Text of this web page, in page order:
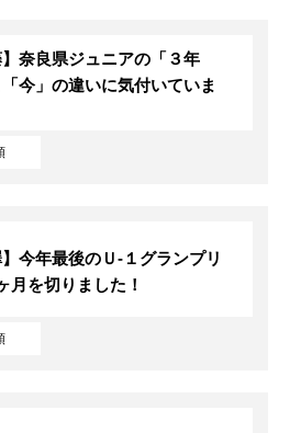
ス・料金
】奈良県ジュニアの「３年
今」の違いに気付いていま
】今年最後のＵ-１グランプリ
月を切りました！